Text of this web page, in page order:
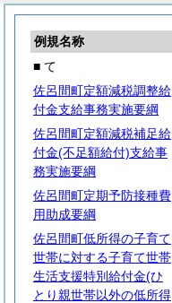
例規名称
■ て
佐呂間町定額減税調整給
付金支給事務実施要綱
佐呂間町定額減税補足給
付金(不足額給付)支給事
務実施要綱
佐呂間町定期予防接種費
用助成要綱
佐呂間町低所得の子育て
世帯に対する子育て世帯
生活支援特別給付金(ひ
とり親世帯以外の低所得